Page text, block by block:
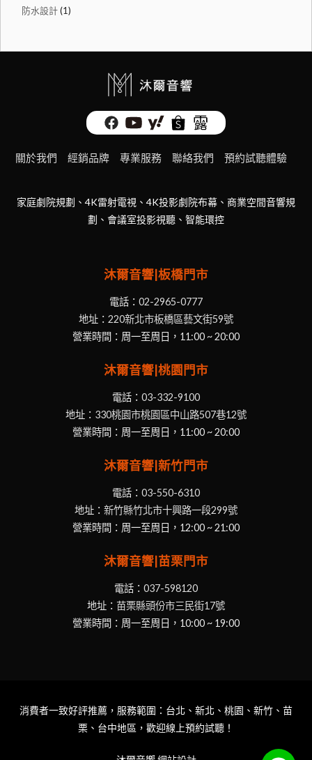
防水設計(1)
關於我們 經銷品牌 專業服務 聯絡我們 預約試聽體驗
家庭劇院規劃、4K雷射電視、4K投影劇院布幕、商業空間音響規
劃、會議室投影視聽、智能環控
沐爾音響|板橋門市
電話： 02-2965-0777
地址： 220新北市板橋區藝文街59號
營業時間：周一至周日，11:00 ~ 20:00
沐爾音響|桃園門市
電話： 03-332-9100
地址： 330桃園市桃園區中山路507巷12號
營業時間：周一至周日，11:00 ~ 20:00
沐爾音響|新竹門市
電話： 03-550-6310
地址： 新竹縣竹北市十興路一段299號
營業時間：周一至周日，12:00 ~ 21:00
沐爾音響|苗栗門市
電話： 037-598120
地址： 苗栗縣頭份市三民街17號
營業時間：周一至周日，10:00 ~ 19:00
消費者一致好評推薦，服務範圍：台北、新北、桃園、新竹、苗
栗、台中地區，歡迎線上預約試聽！